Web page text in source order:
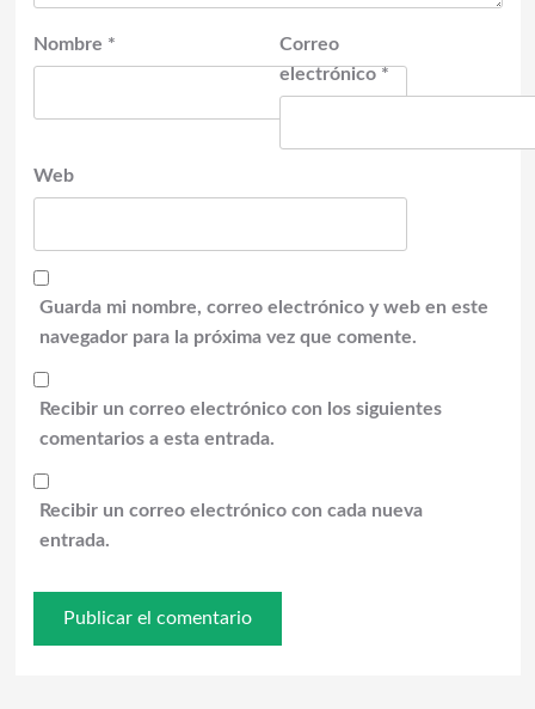
Nombre *
Correo
electrónico *
Web
Guarda mi nombre, correo electrónico y web en este
navegador para la próxima vez que comente.
Recibir un correo electrónico con los siguientes
comentarios a esta entrada.
Recibir un correo electrónico con cada nueva
entrada.